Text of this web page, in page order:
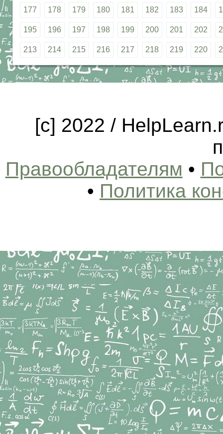
177 178 179 180 181 182 183 184
195 196 197 198 199 200 201 202
213 214 215 216 217 218 219 220
[c] 2022 /
Правообладателям •
• Политика